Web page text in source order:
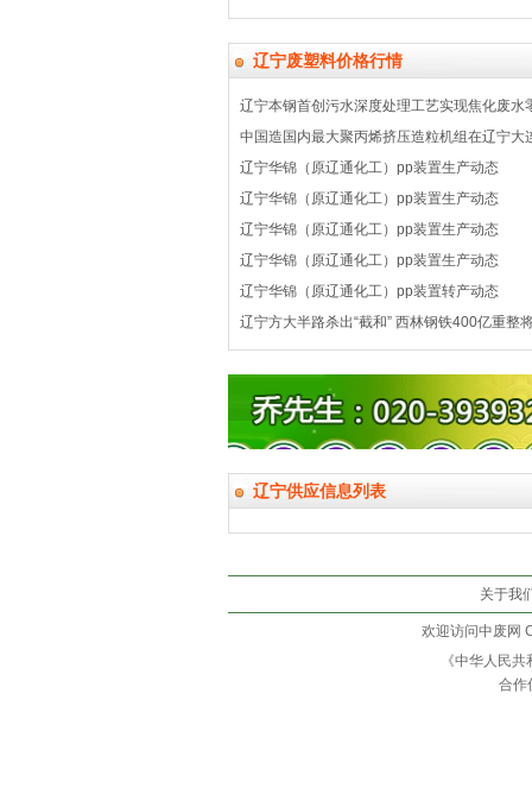
辽宁废塑料价格行情
辽宁本钢首创污水深度处理工艺实现焦化废水
中国造国内最大聚丙烯挤压造粒机组在辽宁大
辽宁华锦（原辽通化工）pp装置生产动态
辽宁华锦（原辽通化工）pp装置生产动态
辽宁华锦（原辽通化工）pp装置生产动态
辽宁华锦（原辽通化工）pp装置生产动态
辽宁华锦（原辽通化工）pp装置转产动态
辽宁方大半路杀出“截和” 西林钢铁400亿重整
辽宁供应信息列表
关于我
欢迎访问中废网
《中华人民
合作